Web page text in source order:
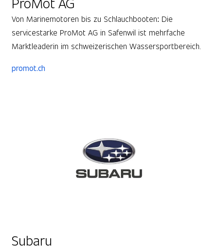
Von Marinemotoren bis zu Schlauchbooten: Die
servicestarke ProMot AG in Safenwil ist mehrfache
Marktleaderin im schweizerischen Wassersportbereich.
promot.ch
Subaru